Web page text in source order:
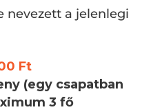
nevezett a jelenlegi
Ft
(egy csapatban
3 fő